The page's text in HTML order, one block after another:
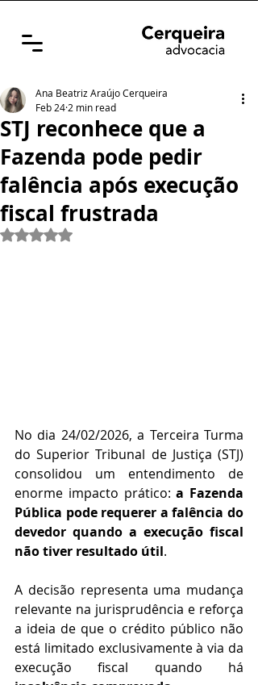
STJ reconhece que a
Fazenda pode pedir
falência após execução
fiscal frustrada
Ana Beatriz Araújo Cerqueira
Feb 24 2 min read
Rated NaN out of 5 stars.
No dia 24/02/2026, a Terceira Turma
do Superior Tribunal de Justiça (STJ)
consolidou um entendimento de
enorme impacto prático: a Fazenda
Pública pode requerer a falência do
devedor quando a execução fiscal
não tiver resultado útil.
A decisão representa uma mudança
relevante na jurisprudência e reforça
a ideia de que o crédito público não
está limitado exclusivamente à via da